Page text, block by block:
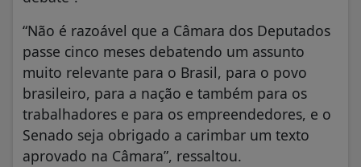
“Não é razoável que a Câmara dos Deputados
passe cinco meses debatendo um assunto
muito relevante para o Brasil, para o povo
brasileiro, para a nação e também para os
trabalhadores e para os empreendedores, e o
Senado seja obrigado a carimbar um texto
aprovado na Câmara”, ressaltou.